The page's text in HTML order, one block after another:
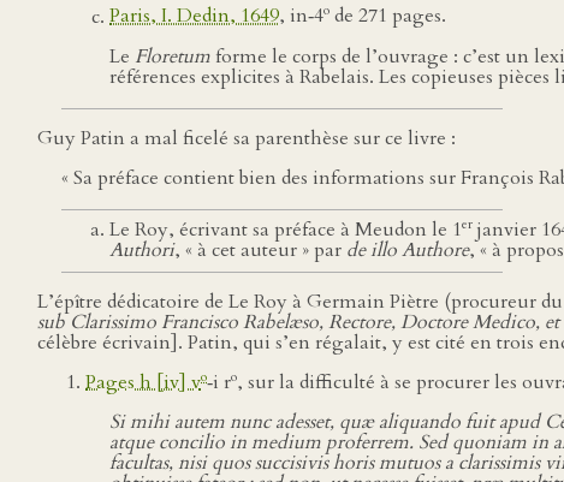
Paris, I. Dedin, 1649, in‑4o de 271 pages.
Le Floretumforme le corps de l’ouvrage : c’est un
références explicites à Rabelais. Les copieuses
Guy Patin a mal ficelé sa parenthèse sur ce livre :
« Sa préface contient bien des informations sur François
Le Roy, écrivant sa préface à Meudon le 1er janvier
Authori, « à cet auteur » par de illo Authore, « à
L’épître dédicatoire de Le Roy à Germain Piètre (procureur
sub Clarissimo Francisco Rabelæso, Rectore, Doctore Medico,
célèbre écrivain]. Patin, qui s’en régalait, y est cité en trois
Pages h [iv] vo‑i ro, sur la difficulté à se procurer les
Si mihi autem nunc adesset, quæ aliquando fuit apud
atque concilio in medium proferrem. Sed quoniam in
facultas, nisi quos succisivis horis mutuos a clarissimis